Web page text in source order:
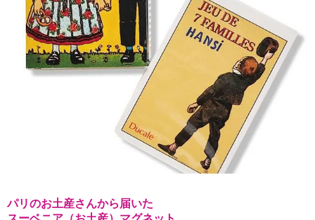
パリのお土産さんから届いた